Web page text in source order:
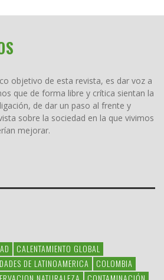
objetivo de esta revista, es dar voz a
que de forma libre y crítica sientan la
de dar un paso al frente y
sobre la sociedad en la que vivimos
mejorar.
CALENTAMIENTO GLOBAL
DE LATINOAMERICA
COLOMBIA